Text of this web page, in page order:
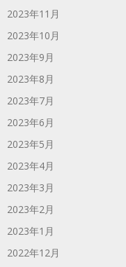
2023年11月
2023年10月
2023年9月
2023年8月
2023年7月
2023年6月
2023年5月
2023年4月
2023年3月
2023年2月
2023年1月
2022年12月